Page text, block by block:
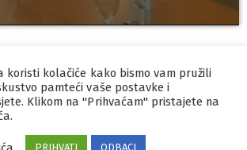
ORBIS
koristi kolačiće kako bismo vam pružili
pamteći vaše postavke i
Klikom na "Prihvaćam" pristajete na
PRIHVATI ODBACI